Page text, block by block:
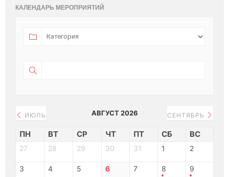
КАЛЕНДАРЬ МЕРОПРИЯТИЙ
ИЮЛЬ АВГУСТ 2026 СЕНТЯБРЬ
ПН ВТ СР ЧТ ПТ СБ ВС
27 28 29 30 31 1 2
3 4 5 6 7 8 9